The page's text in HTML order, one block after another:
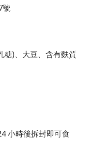
號
糖)、大豆、含有麩質
小時後拆封即可食